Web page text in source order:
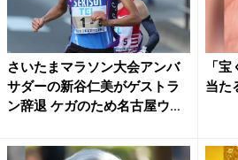
さいたまマラソン大会アンバ
サダーの新谷仁美がゲストラ
ン辞退 ケガのため名古屋ウ
「
当た